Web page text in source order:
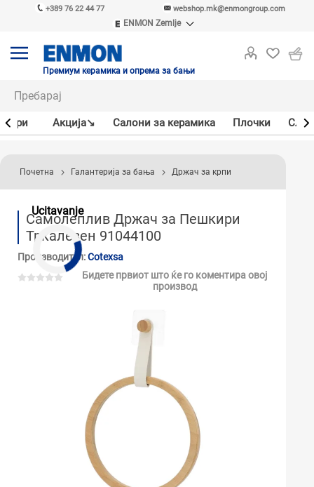
+389 76 22 44 77 webshop.mk@enmongroup.com
ENMON Zemlje
ENMON MKD
Премиум керамика и опрема за бањи
Акцијa↘ Салони за керамика Плочки
Ucitavanje
Почетна Галантерија за бања Држач за крпи
Самолеплив Држач за Пешкири
Тркалезен 91044100
Производител:Cotexsa
Бидете првиот што ќе го коментира овој
производ